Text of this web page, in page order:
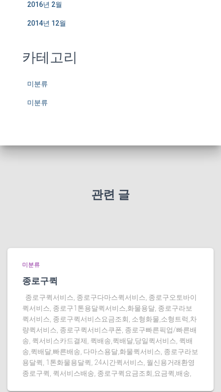
2016년 2월
2014년 12월
카테고리
미분류
미분류
관련 글
미분류
종로구퀵
종로구퀵서비스, 종로구다마스퀵서비스, 종로구오토바이
퀵서비스, 종로구1톤용달퀵서비스,화물용달, 종로구라보
퀵서비스, 종로구퀵서비스요금조회, 소형화물,소형트럭,차
량퀵서비스, 종로구퀵서비스쿠폰, 종로구빠른픽업/빠른배
송, 퀵서비스카드결제, 퀵배송,퀵배달,당일퀵서비스, 퀵배
송,퀵배달,빠른배송, 다마스용달,화물퀵서비스, 종로구라보
용달퀵, 1톤화물용달퀵, 24시간퀵서비스, 월신용거래환영
종로구퀵, 퀵서비스배송, 종로구퀵요금조회,요금퀵,배송,